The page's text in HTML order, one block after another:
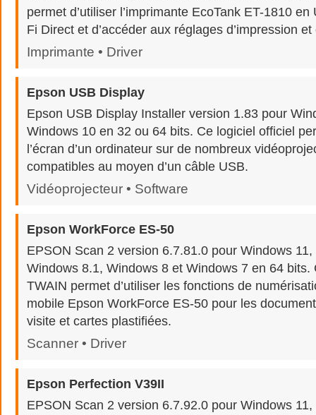
permet d’utiliser l’imprimante EcoTank ET-1810
Fi Direct et d’accéder aux réglages d’impression et
Imprimante • Driver
Epson USB Display
Epson USB Display Installer version 1.83 pour
Windows 10 en 32 ou 64 bits. Ce logiciel officiel
l’écran d’un ordinateur sur de nombreux
compatibles au moyen d’un câble USB.
Vidéoprojecteur • Software
Epson WorkForce ES-50
EPSON Scan 2 version 6.7.81.0 pour Windows
Windows 8.1, Windows 8 et Windows 7 en 64 bits.
TWAIN permet d’utiliser les fonctions de
mobile Epson WorkForce ES-50 pour les
visite et cartes plastifiées.
Scanner • Driver
Epson Perfection V39II
EPSON Scan 2 version 6.7.92.0 pour Windows